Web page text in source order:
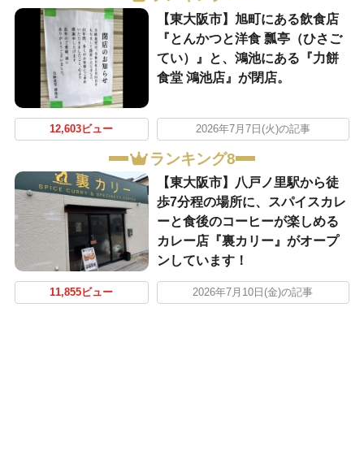
【東大阪市】旭町にある飲食店
『とんかつと洋食 瓢亭（ひさご
てい）』と、鴻池にある『力餅
食堂 鴻池店』が閉店。
12,603ビュー 2026年7月7日(火)の記事
ランキング8
【東大阪市】八戸ノ里駅から徒
歩7分程の場所に、スパイスカレ
ーと食後のコーヒーが楽しめる
カレー店『裏カリー』がオープ
ンしています！
11,855ビュー 2026年7月10日(金)の記事